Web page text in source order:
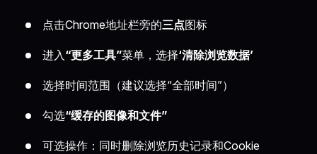
点击Chrome地址栏旁的三点图标
进入“更多工具”菜单，选择‘清除浏览数据’
选择时间范围（建议选择“全部时间”）
勾选“缓存的图像和文件”
可选操作：同时删除浏览历史记录和Cookie